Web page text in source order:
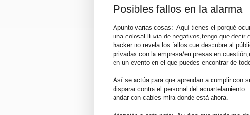
Posibles fallos en la alarma
Apunto varias cosas: Aquí tienes el porqué
una colosal lluvia de negativos,tengo que decir
hacker no revela los fallos que descubre al
privadas con la empresa/empresas en
en un evento en el que puedes encontrar de
Así se actúa para que aprendan a cumplir con
disparar contra el personal del
andar con cables mira donde está ahora.